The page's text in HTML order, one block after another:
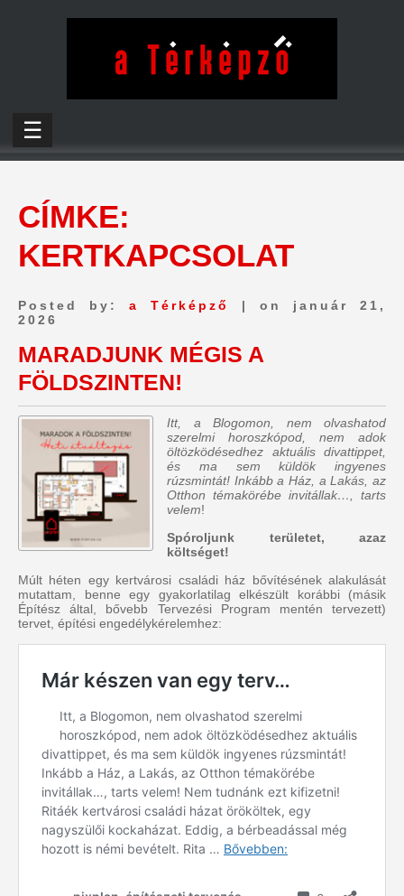
☰
CÍMKE:
KERTKAPCSOLAT
Posted by:a Térképző
| on január 21,
2026
MARADJUNK MÉGIS A
FÖLDSZINTEN!
Itt, a Blogomon, nem olvashatod
szerelmi horoszkópod, nem adok
öltözködésedhez aktuális divattippet,
és ma sem küldök ingyenes
rúzsmintát! Inkább a Ház, a Lakás, az
Otthon témakörébe invitállak…, tarts
velem!
Spóroljunk területet, azaz
költséget!
Múlt héten egy kertvárosi családi ház bővítésének alakulását
mutattam, benne egy gyakorlatilag elkészült korábbi (másik
Építész által, bővebb Tervezési Program mentén tervezett)
tervet, építési engedélykérelemhez: